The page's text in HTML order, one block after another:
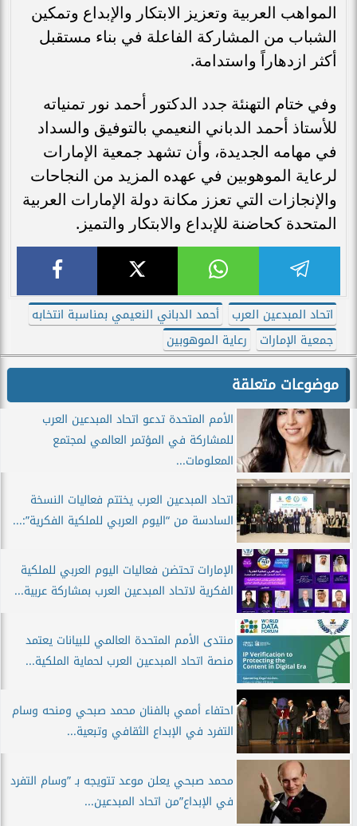
المواهب العربية وتعزيز الابتكار والإبداع وتمكين
الشباب من المشاركة الفاعلة في بناء مستقبل
أكثر ازدهاراً واستدامة.
وفي ختام التهنئة جدد الدكتور أحمد نور تمنياته
للأستاذ أحمد الدباني النعيمي بالتوفيق والسداد
في مهامه الجديدة، وأن تشهد جمعية الإمارات
لرعاية الموهوبين في عهده المزيد من النجاحات
والإنجازات التي تعزز مكانة دولة الإمارات العربية
المتحدة كحاضنة للإبداع والابتكار والتميز.
اتحاد المبدعين العرب
أحمد الدباني النعيمي بمناسبة انتخابه
جمعية الإمارات
رعاية الموهوبين
موضوعات متعلقة
الأمم المتحدة تدعو اتحاد المبدعين العرب
للمشاركة في المؤتمر العالمي لمجتمع
المعلومات...
اتحاد المبدعين العرب يختتم فعاليات النسخة
السادسة من “اليوم العربي للملكية الفكرية”:...
الإمارات تحتضن فعاليات اليوم العربي للملكية
الفكرية لاتحاد المبدعين العرب بمشاركة عربية...
منتدى الأمم المتحدة العالمي للبيانات يعتمد
منصة اتحاد المبدعين العرب لحماية الملكية...
احتفاء أممي بالفنان محمد صبحي ومنحه وسام
التفرد في الإبداع الثقافي وتبعية...
محمد صبحي يعلن موعد تتويجه بـ ”وسام التفرد
في الإبداع”من اتحاد المبدعين...